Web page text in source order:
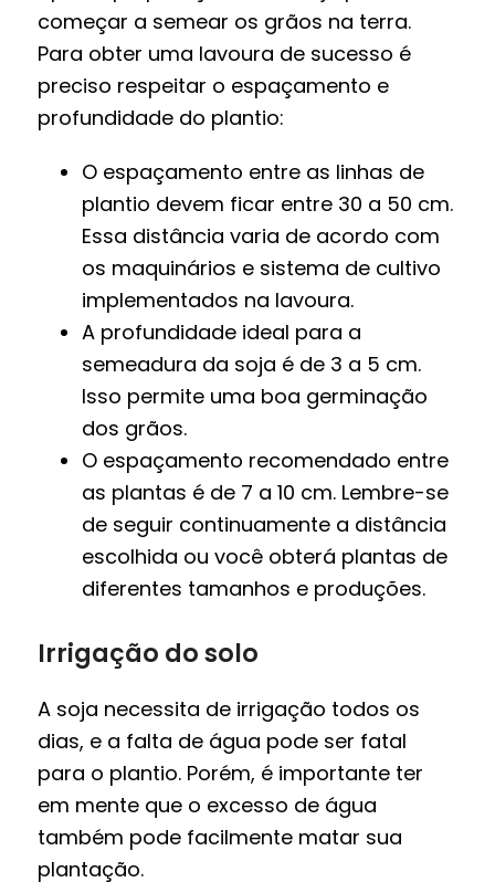
começar a semear os grãos na terra.
Para obter uma lavoura de sucesso é
preciso respeitar o espaçamento e
profundidade do plantio:
O espaçamento entre as linhas de
plantio devem ficar entre 30 a 50 cm.
Essa distância varia de acordo com
os maquinários e sistema de cultivo
implementados na lavoura.
A profundidade ideal para a
semeadura da soja é de 3 a 5 cm.
Isso permite uma boa germinação
dos grãos.
O espaçamento recomendado entre
as plantas é de 7 a 10 cm. Lembre-se
de seguir continuamente a distância
escolhida ou você obterá plantas de
diferentes tamanhos e produções.
Irrigação do solo
A soja necessita de irrigação todos os
dias, e a falta de água pode ser fatal
para o plantio. Porém, é importante ter
em mente que o excesso de água
também pode facilmente matar sua
plantação.